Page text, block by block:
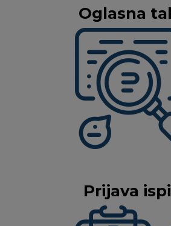
Oglasna
Prijava